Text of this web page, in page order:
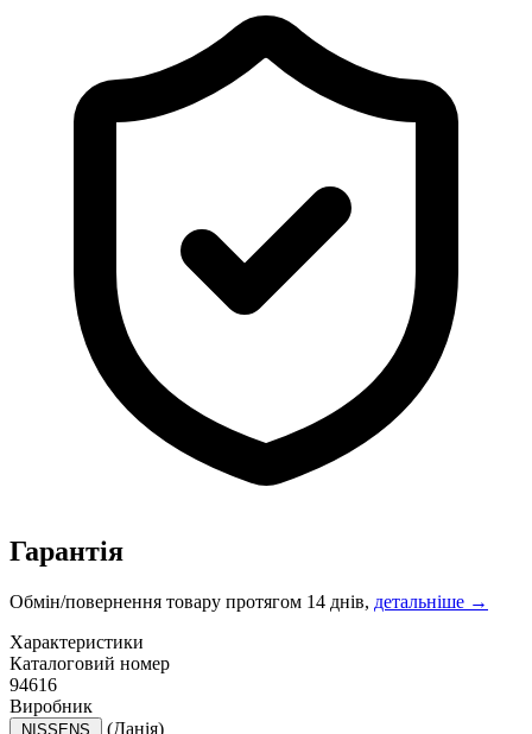
Гарантія
Обмін/повернення товару протягом 14 днів, детальніше →
Характеристики
Каталоговий номер
94616
Виробник
(Данія)